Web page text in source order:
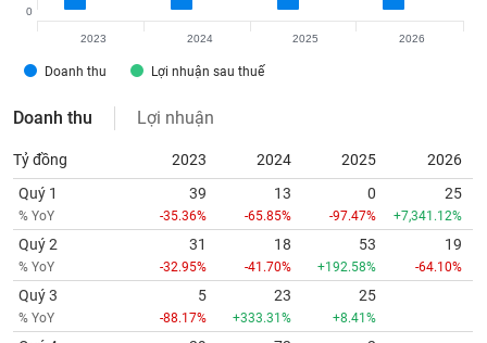
Doanh thu Lợi nhuận sau thuế
0
2023 2024 2025 2026
Doanh thu Lợi nhuận
Tỷ đồng 2023 2024 2025
2026
Quý 1
% YoY
39
-35.36%
13
-65.85%
0
-97.47%
25
+7,341.12%
Quý 2
% YoY
31
-32.95%
18
-41.70%
53
+192.58%
19
-64.10%
Quý 3
% YoY
5
-88.17%
23
+333.31%
25
+8.41%